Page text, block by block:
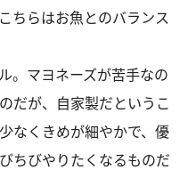
ちらはお魚とのバランス
。マヨネーズが苦手なの
だが、自家製だというこ
なくきめが細やかで、優
ちびやりたくなるものだ